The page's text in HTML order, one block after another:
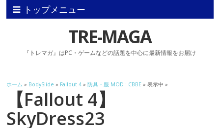
トップメニュー
TRE-MAGA
『トレマガ』はPC・ゲームなどの話題を中心に最新情報をお届け
ホーム » BodySlide » Fallout 4 »防具・服 MOD : CBBE » 表示中 »
【Fallout 4】
SkyDress23